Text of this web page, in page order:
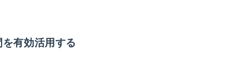
有効活用する